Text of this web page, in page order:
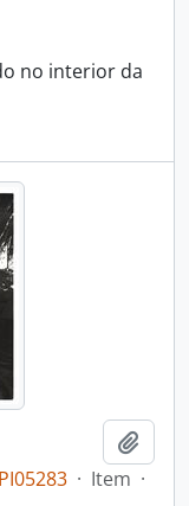
no interior da
· Item ·